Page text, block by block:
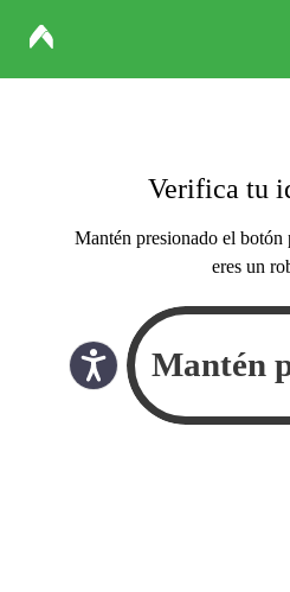
Verifica tu
Mantén presionado el botón
eres un